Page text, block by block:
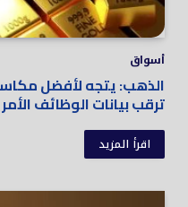
أسواق
الذهب: يتجه لأفضل
ترقب بيانات الوظائف
اقرأ المزيد